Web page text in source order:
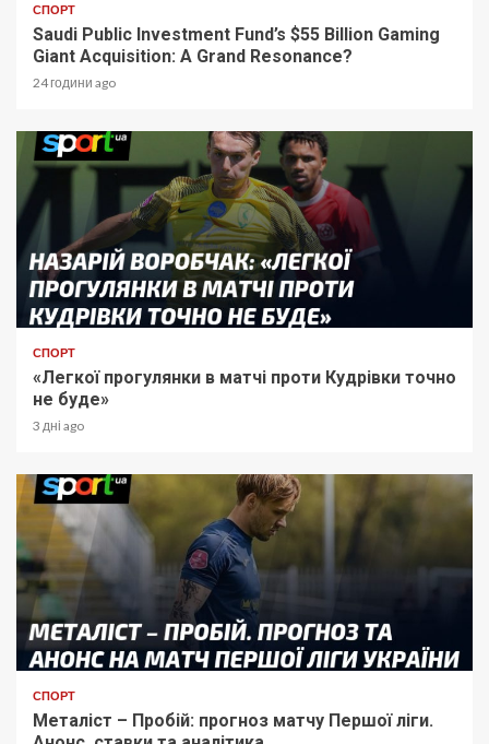
СПОРТ
Saudi Public Investment Fund’s $55 Billion Gaming
Giant Acquisition: A Grand Resonance?
24 години ago
СПОРТ
«Легкої прогулянки в матчі проти Кудрівки точно
не буде»
3 дні ago
СПОРТ
Металіст – Пробій: прогноз матчу Першої ліги.